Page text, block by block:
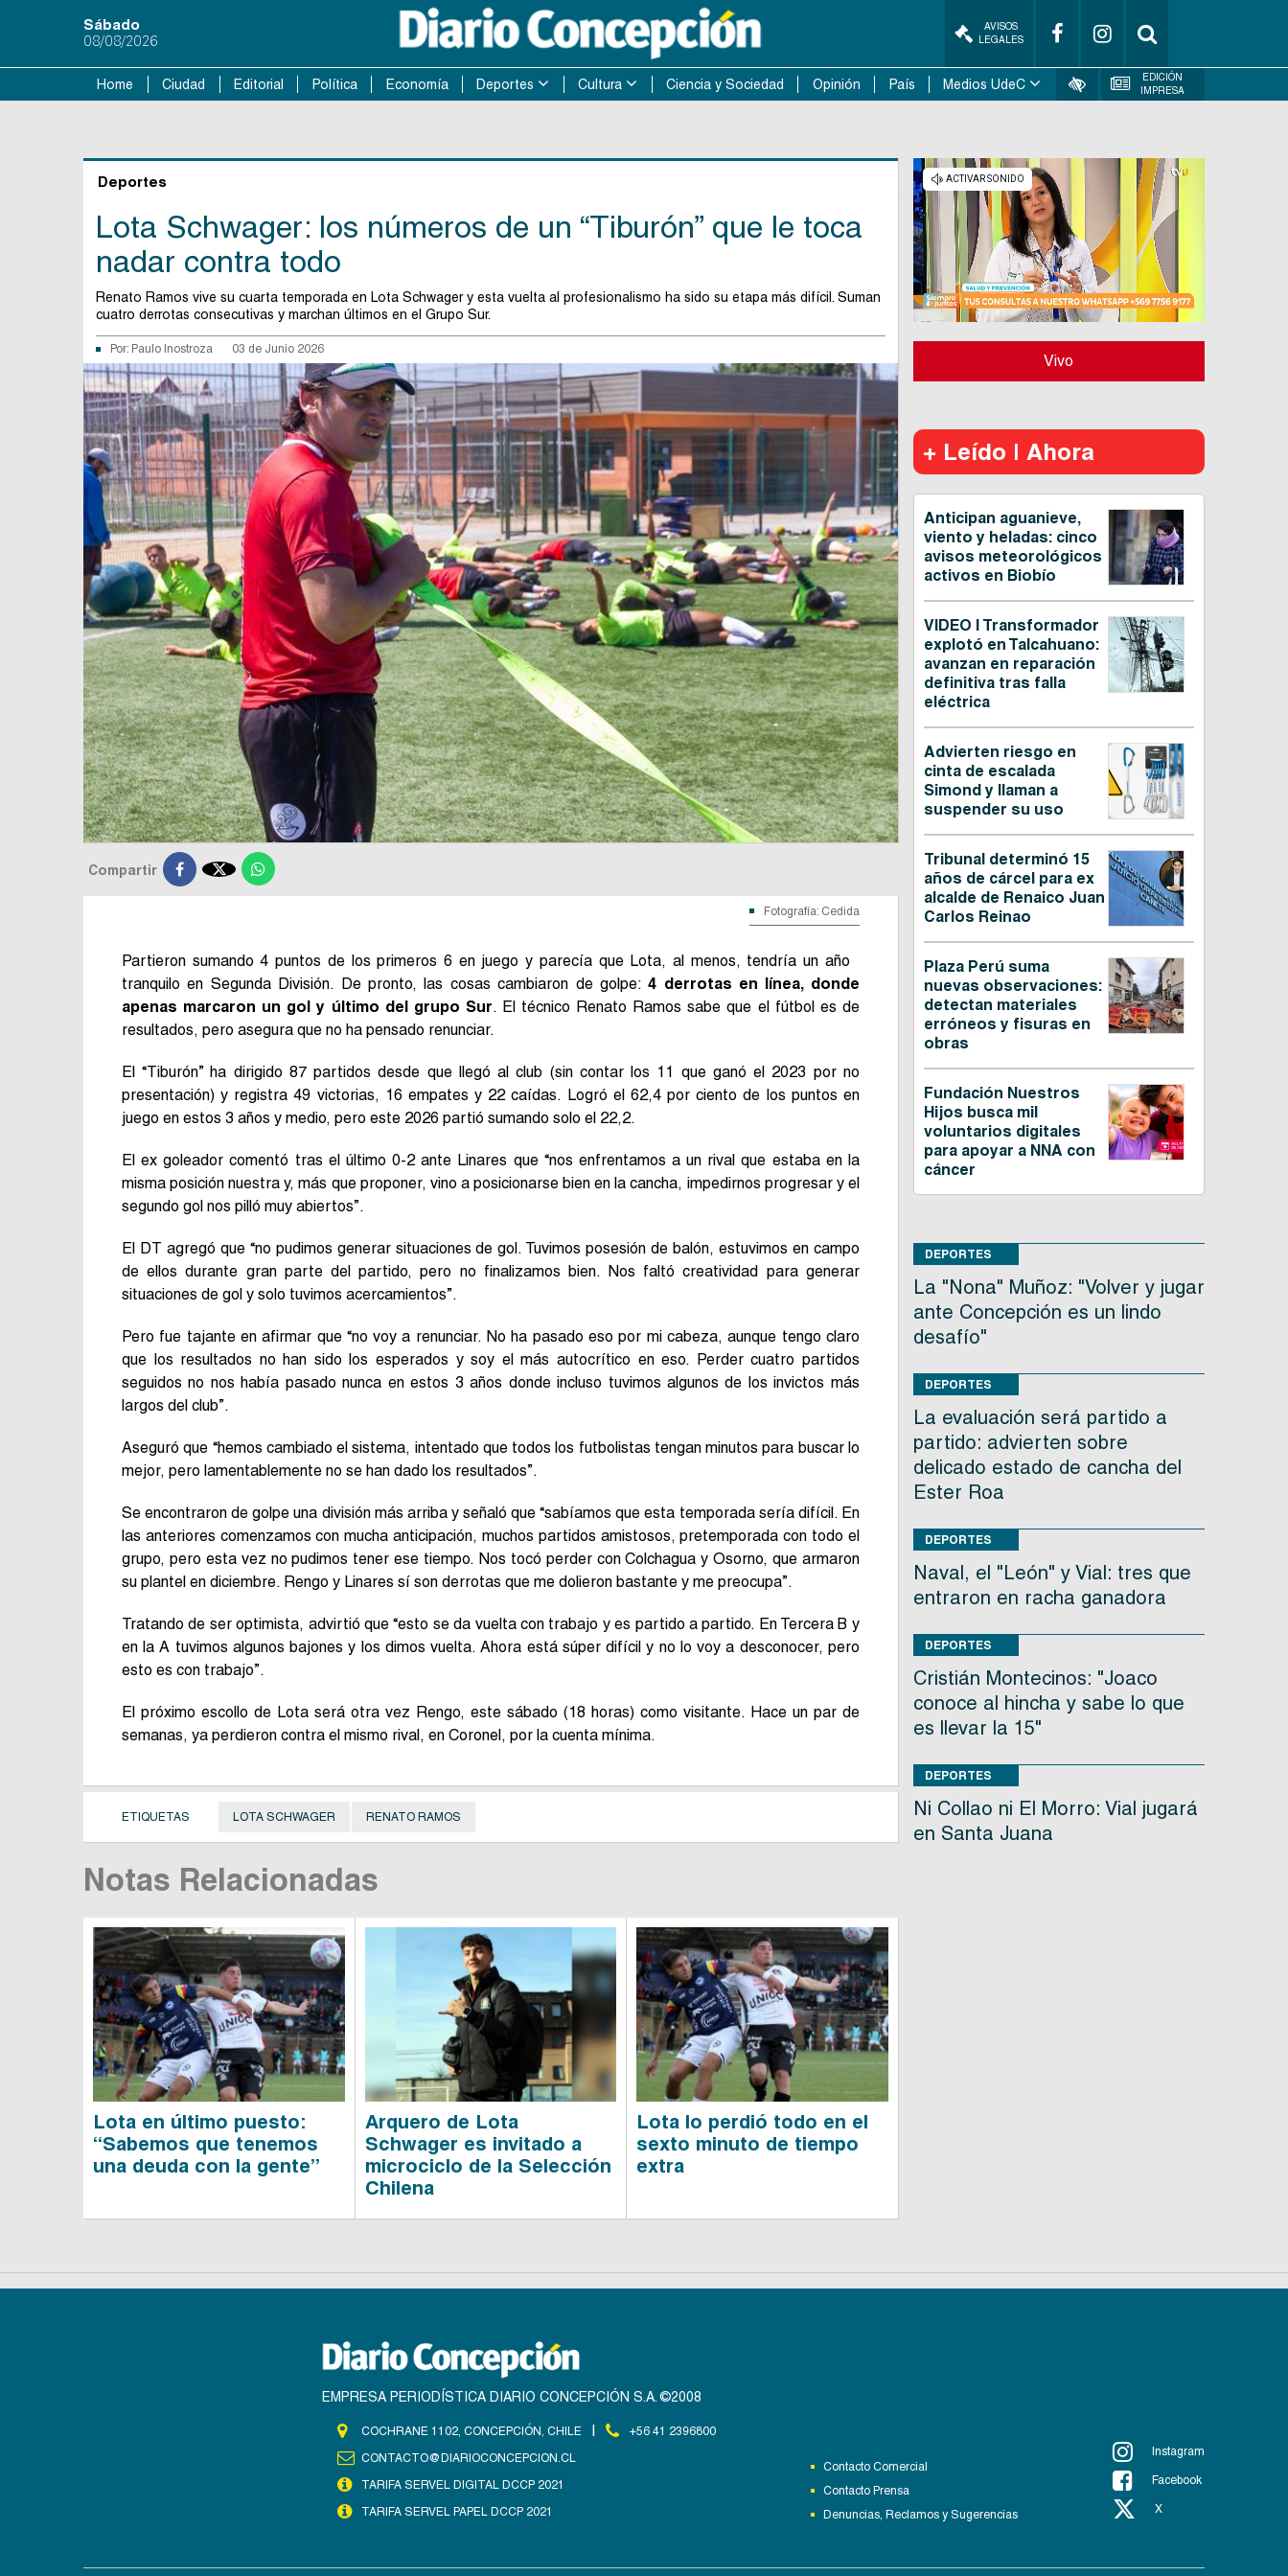
Sábado
08/08/2026
AVISOS
LEGALES
Home Ciudad Editorial Política Economía Deportes Cultura Ciencia y Sociedad Opinión País Medios UdeC
EDICIÓN
IMPRESA
Deportes
Lota Schwager: los números de un “Tiburón” que le toca
nadar contra todo
Renato Ramos vive su cuarta temporada en Lota Schwager y esta vuelta al profesionalismo ha sido su etapa más difícil. Suman
cuatro derrotas consecutivas y marchan últimos en el Grupo Sur.
Por: Paulo Inostroza 03 de Junio 2026
Compartir 
Fotografía: Cedida
Partieron sumando 4 puntos de los primeros 6 en juego y parecía que Lota, al menos, tendría un año
tranquilo en Segunda División. De pronto, las cosas cambiaron de golpe:4 derrotas en línea, donde
apenas marcaron un gol y último del grupo Sur. El técnico Renato Ramos sabe que el fútbol es de
resultados, pero asegura que no ha pensado renunciar.
El “Tiburón” ha dirigido 87 partidos desde que llegó al club (sin contar los 11 que ganó el 2023 por no
presentación) y registra 49 victorias, 16 empates y 22 caídas. Logró el 62,4 por ciento de los puntos en
juego en estos 3 años y medio, pero este 2026 partió sumando solo el 22,2.
El ex goleador comentó tras el último 0-2 ante Linares que “nos enfrentamos a un rival que estaba en la
misma posición nuestra y, más que proponer, vino a posicionarse bien en la cancha, impedirnos progresar y el
segundo gol nos pilló muy abiertos”.
El DT agregó que “no pudimos generar situaciones de gol. Tuvimos posesión de balón, estuvimos en campo
de ellos durante gran parte del partido, pero no finalizamos bien. Nos faltó creatividad para generar
situaciones de gol y solo tuvimos acercamientos”.
Pero fue tajante en afirmar que “no voy a renunciar. No ha pasado eso por mi cabeza, aunque tengo claro
que los resultados no han sido los esperados y soy el más autocrítico en eso. Perder cuatro partidos
seguidos no nos había pasado nunca en estos 3 años donde incluso tuvimos algunos de los invictos más
largos del club”.
Aseguró que “hemos cambiado el sistema, intentado que todos los futbolistas tengan minutos para buscar lo
mejor, pero lamentablemente no se han dado los resultados”.
Se encontraron de golpe una división más arriba y señaló que “sabíamos que esta temporada sería difícil. En
las anteriores comenzamos con mucha anticipación, muchos partidos amistosos, pretemporada con todo el
grupo, pero esta vez no pudimos tener ese tiempo. Nos tocó perder con Colchagua y Osorno, que armaron
su plantel en diciembre. Rengo y Linares sí son derrotas que me dolieron bastante y me preocupa”.
Tratando de ser optimista, advirtió que “esto se da vuelta con trabajo y es partido a partido. En Tercera B y
en la A tuvimos algunos bajones y los dimos vuelta. Ahora está súper difícil y no lo voy a desconocer, pero
esto es con trabajo”.
El próximo escollo de Lota será otra vez Rengo, este sábado (18 horas) como visitante. Hace un par de
semanas, ya perdieron contra el mismo rival, en Coronel, por la cuenta mínima.
ETIQUETAS LOTA SCHWAGER RENATO RAMOS
Notas Relacionadas
Lota en último puesto:
“Sabemos que tenemos
una deuda con la gente”
Arquero de Lota
Schwager es invitado a
microciclo de la Selección
Chilena
Lota lo perdió todo en el
sexto minuto de tiempo
extra
Vivo
+ Leído | Ahora
Anticipan aguanieve,
viento y heladas: cinco
avisos meteorológicos
activos en Biobío
VIDEO | Transformador
explotó en Talcahuano:
avanzan en reparación
definitiva tras falla
eléctrica
Advierten riesgo en
cinta de escalada
Simond y llaman a
suspender su uso
Tribunal determinó 15
años de cárcel para ex
alcalde de Renaico Juan
Carlos Reinao
Plaza Perú suma
nuevas observaciones:
detectan materiales
erróneos y fisuras en
obras
Fundación Nuestros
Hijos busca mil
voluntarios digitales
para apoyar a NNA con
cáncer
DEPORTES
La "Nona" Muñoz: "Volver y jugar
ante Concepción es un lindo
desafío"
DEPORTES
La evaluación será partido a
partido: advierten sobre
delicado estado de cancha del
Ester Roa
DEPORTES
Naval, el "León" y Vial: tres que
entraron en racha ganadora
DEPORTES
Cristián Montecinos: "Joaco
conoce al hincha y sabe lo que
es llevar la 15"
DEPORTES
Ni Collao ni El Morro: Vial jugará
en Santa Juana
EMPRESA PERIODÍSTICA DIARIO CONCEPCIÓN S.A. ©2008
COCHRANE 1102, CONCEPCIÓN, CHILE
+56 41 2396800
CONTACTO@DIARIOCONCEPCION.CL
TARIFA SERVEL DIGITAL DCCP 2021
TARIFA SERVEL PAPEL DCCP 2021
Contacto Comercial
Contacto Prensa
Denuncias, Reclamos y Sugerencias
Instagram
Facebook
X